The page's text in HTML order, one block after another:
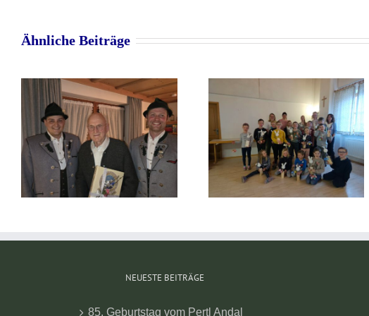
Ähnliche Beiträge
Osterbasteln Faschingskranzerl 2026
NEUESTE BEITRÄGE
85. Geburtstag vom Pertl Andal